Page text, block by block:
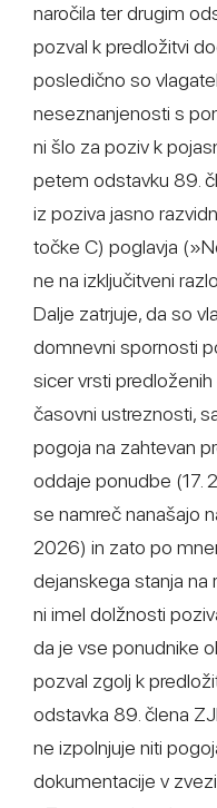
naročila ter drugim
pozval k predložitvi
posledično so
neseznanjenosti s
ni šlo za poziv k
petem odstavku 89.
iz poziva jasno
točke C) poglavja
ne na izključitveni
Dalje zatrjuje, da so
domnevni spornosti
sicer vrsti
časovni ustreznosti,
pogoja na zahtevan
oddaje ponudbe (17.
se namreč nanašajo
2026) in zato po
dejanskega stanja na
ni imel dolžnosti
da je vse ponudnike
pozval zgolj k
odstavka 89. člena
ne izpolnjuje niti
dokumentacije v